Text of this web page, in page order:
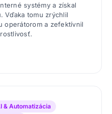
systémy a získal
Vďaka tomu zrýchlil
operátorom a zefektívnil
& Automatizácia